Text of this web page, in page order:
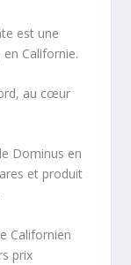
est une
Californie.
au cœur
Dominus en
et produit
Californien
prix